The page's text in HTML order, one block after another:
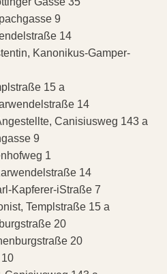
9
14
Kanonikus-Gamper-
15 a
14
Canisiusweg 143 a
9
1
14
Kapferer-iStraße 7
Templstraße 15 a
20
20